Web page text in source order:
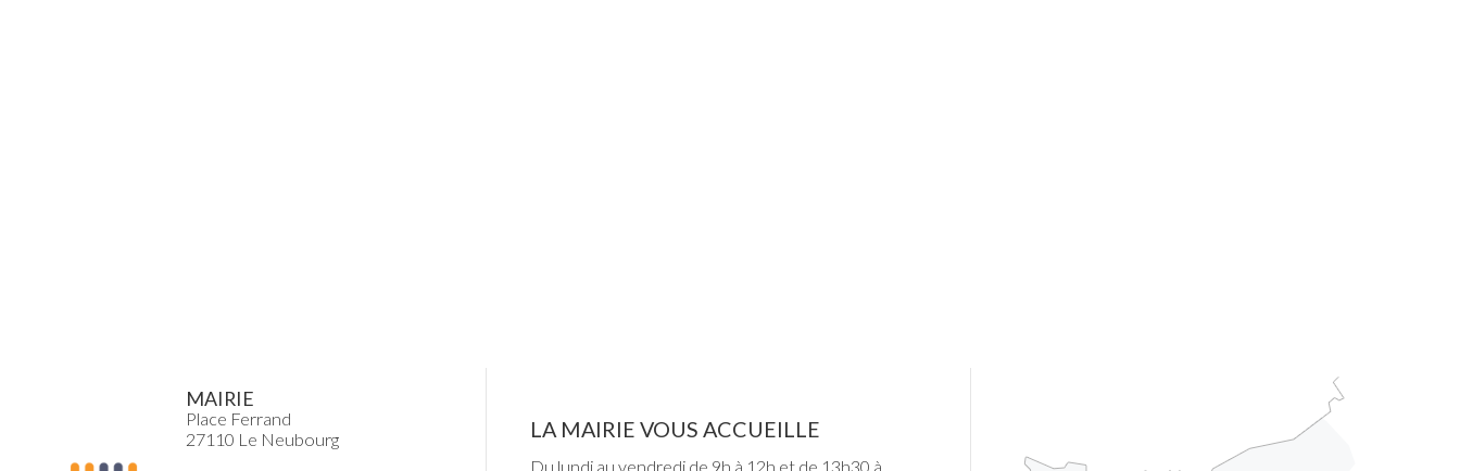
MAIRIE
Place Ferrand
27110 Le Neubourg
LA MAIRIE VOUS ACCUEILLE
Du lundi au vendredi de 9h à 12h et de 13h30 à